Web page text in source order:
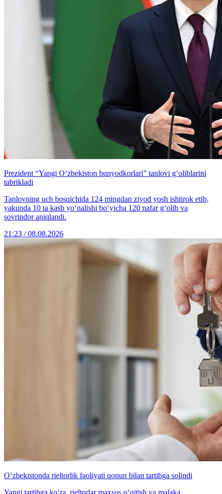
Prezident “Yangi O‘zbekiston bunyodkorlari” tanlovi g‘oliblarini
tabrikladi
Tanlovning uch bosqichida 124 mingdan ziyod yosh ishtirok etib,
yakunda 10 ta kasb yo‘nalishi bo‘yicha 120 nafar g‘olib va
sovrindor aniqlandi.
21:23 / 08.08.2026
O‘zbekistonda rieltorlik faoliyati qonun bilan tartibga solindi